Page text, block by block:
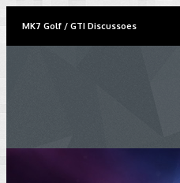
MK7 Golf / GTI Discussoes